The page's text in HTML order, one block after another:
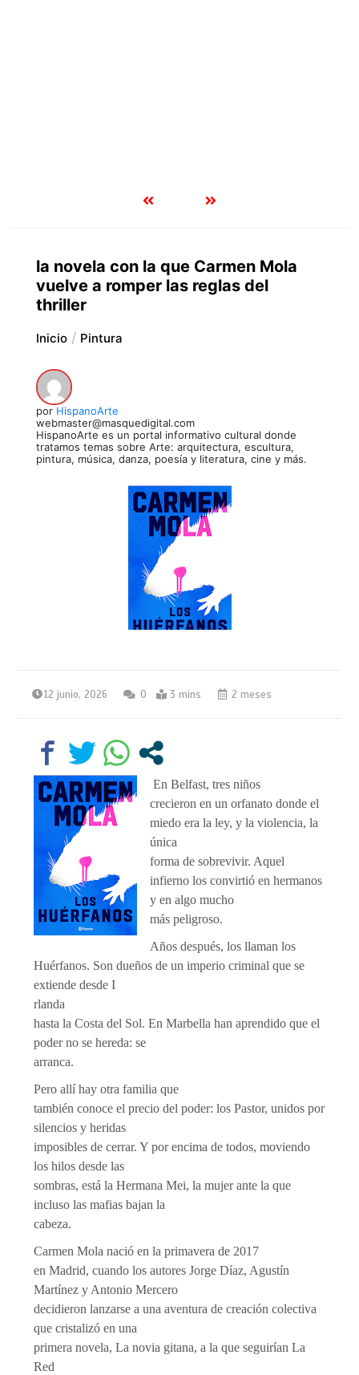
la novela con la que Carmen Mola
vuelve a romper las reglas del
thriller
Inicio Pintura
por HispanoArte
webmaster@masquedigital.com
HispanoArte es un portal informativo cultural donde
tratamos temas sobre Arte: arquitectura, escultura,
pintura, música, danza, poesía y literatura, cine y más.
12 junio, 2026 0 3 mins 2 meses
En Belfast, tres niños
crecieron en un orfanato donde el
miedo era la ley, y la violencia, la
única
forma de sobrevivir. Aquel
infierno los convirtió en hermanos
y en algo mucho
más peligroso.
Años después, los llaman los
Huérfanos. Son dueños de un imperio criminal que se
extiende desde I
rlanda
hasta la Costa del Sol. En Marbella han aprendido que el
poder no se hereda: se
arranca.
Pero allí hay otra familia que
también conoce el precio del poder: los Pastor, unidos por
silencios y heridas
imposibles de cerrar. Y por encima de todos, moviendo
los hilos desde las
sombras, está la Hermana Mei, la mujer ante la que
incluso las mafias bajan la
cabeza.
Carmen Mola nació en la primavera de 2017
en Madrid, cuando los autores Jorge Díaz, Agustín
Martínez y Antonio Mercero
decidieron lanzarse a una aventura de creación colectiva
que cristalizó en una
primera novela, La novia gitana, a la que seguirían La
Red